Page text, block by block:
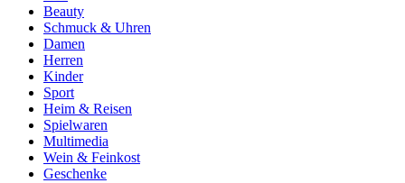
Beauty
Schmuck & Uhren
Damen
Herren
Kinder
Sport
Heim & Reisen
Spielwaren
Multimedia
Wein & Feinkost
Geschenke